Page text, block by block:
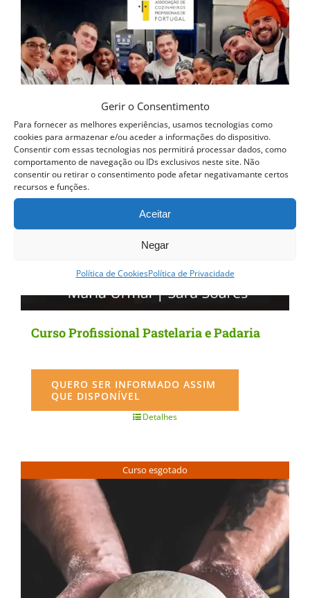
Gerir o Consentimento
Para fornecer as melhores experiências, usamos tecnologias como
cookies para armazenar e/ou aceder a informações do dispositivo.
Consentir com essas tecnologias nos permitirá processar dados, como
comportamento de navegação ou IDs exclusivos neste site. Não
consentir ou retirar o consentimento pode afetar negativamante certos
recursos e funções.
Aceitar
Negar
Política de CookiesPolítica de Privacidade
Curso Profissional Pastelaria e Padaria
QUERO SER INFORMADO ASSIM
QUE DISPONÍVEL
Detalhes
Curso esgotado